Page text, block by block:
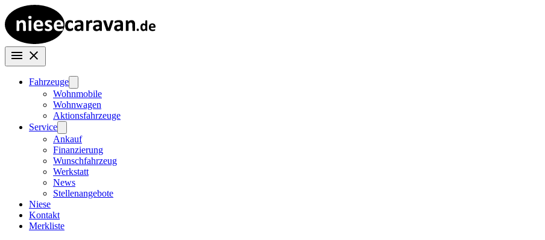
Fahrzeuge
Wohnmobile
Wohnwagen
Aktionsfahrzeuge
Service
Ankauf
Finanzierung
Wunschfahrzeug
Werkstatt
News
Stellenangebote
Niese
Kontakt
Merkliste